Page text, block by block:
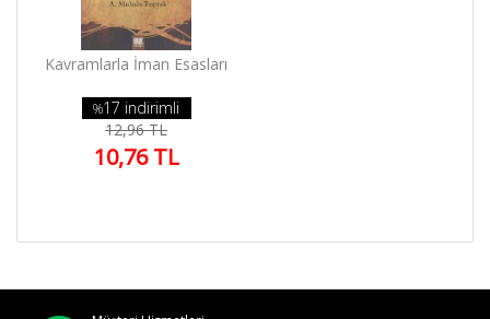
Kavramlarla İman Esasları
%17 indirimli
12,96 TL
10,76 TL
Elit Kitap
Yardım
Sipariş
Takip
Detaylı
Yazarlar